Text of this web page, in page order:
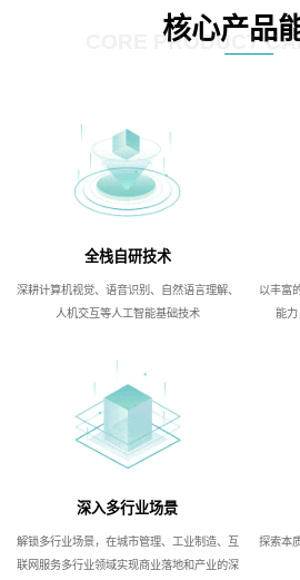
核心产品
CORE PRODUCT
全栈自研技术
深耕计算机视觉、语音识别、自然语言理解、
人机交互等人工智能基础技术
以丰富
能力
深入多行业场景
解锁多行业场景，在城市管理、工业制造、互
联网服务多行业领域实现商业落地和产业的深
探索本